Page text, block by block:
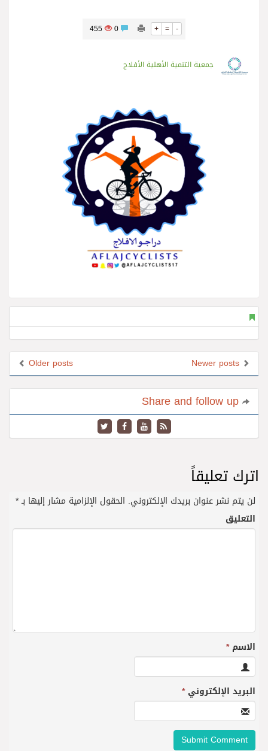
+ = -
455
جمعية التنمية الأهلية الأفلاج
Older posts
اترك تعليقاً
لن يتم نشر عنوان بريدك الإلكتروني. الحقول الإلزامية مشار إليها بـ*
التعليق
الاسم*
البريد الإلكتروني*